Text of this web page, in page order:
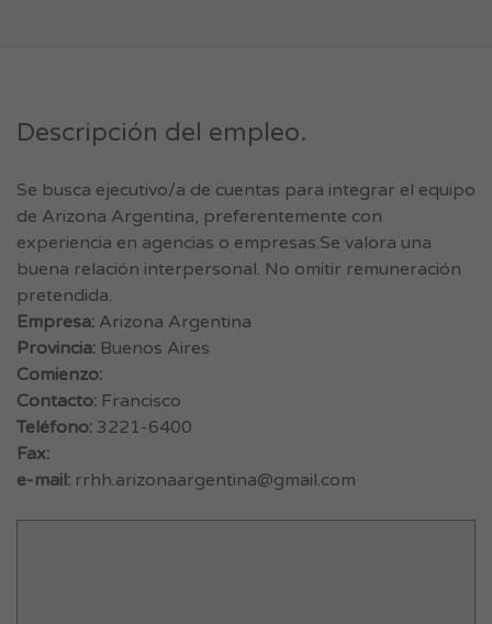
Descripción del empleo.
Se busca ejecutivo/a de cuentas para integrar el equipo
de Arizona Argentina, preferentemente con
experiencia en agencias o empresas.Se valora una
buena relación interpersonal. No omitir remuneración
pretendida.
Empresa: Arizona Argentina
Provincia: Buenos Aires
Comienzo:
Contacto: Francisco
Teléfono: 3221-6400
Fax:
e-mail: rrhh.arizonaargentina@gmail.com